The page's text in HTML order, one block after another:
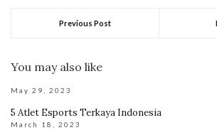
Previous Post
You may also like
May 29, 2023
5 Atlet Esports Terkaya Indonesia
March 18, 2023